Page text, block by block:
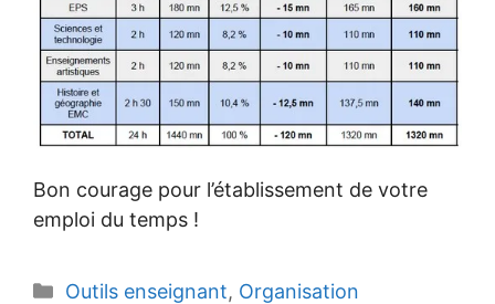
Bon courage pour l’établissement de votre
emploi du temps !
Catégories
Outils enseignant, Organisation